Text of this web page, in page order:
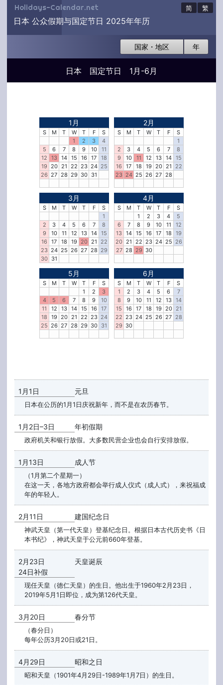
Holidays-Calendar.net 简 繁
日本 公众假期与国定节日 2025年年历
国家・地区 年
日本 国定节日 1月-6月
1月
S M T W T F
S
1
2 3
4
5
6 7 8 9 10
11
12
13 14 15 16 17
18
19 20 21 22 23 24 25
26 27 28 29 30 31
2月
S M T W T F
S
1
2
3 4 5 6 7
8
9
10 11 12 13 14
15
16
17 18 19 20 21
22
23 24 25 26 27 28
3月
S M T W T F
S
1
2
3 4 5 6 7
8
9
10 11 12 13 14
15
16
17 18 19 20 21
22
23 24 25 26 27 28 29
30 31
4月
S M T W T F
S
1
2 3 4
5
6
7 8 9 10 11
12
13
14 15 16 17 18
19
20 21 22 23 24 25 26
27 28 29 30
5月
S M T W T F
S
1
2
3
4
5 6 7 8 9
10
11
12 13 14 15 16
17
18
19 20 21 22 23 24
25 26 27 28 29 30 31
6月
S M T W T F
S
1
2 3 4 5 6
7
8
9 10 11 12 13
14
15
16 17 18 19 20
21
22 23 24 25 26 27 28
29 30
1月1日 元旦
日本在公历的1月1日庆祝新年，而不是在农历春节。
1月2日–3日 年初假期
政府机关和银行放假。大多数民营企业也会自行安排放假。
1月13日 成人节
（1月第二个星期一）
在这一天，各地方政府都会举行成人仪式（成人式），来祝福成
年的年轻人。
2月11日 建国纪念日
神武天皇（第一代天皇）登基纪念日。根据日本古代历史书《日
本书纪》，神武天皇于公元前660年登基。
2月23日
24日补假
天皇诞辰
现任天皇（徳仁天皇）的生日。他出生于1960年2月23日，
2019年5月1日即位，成为第126代天皇。
3月20日 春分节
（春分日）
每年公历3月20日或21日。
4月29日 昭和之日
昭和天皇（1901年4月29日-1989年1月7日）的生日。